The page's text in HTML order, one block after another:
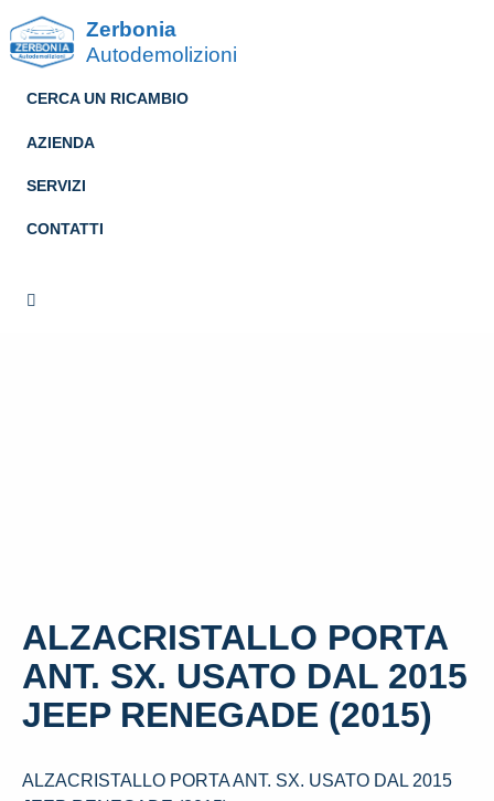
Zerbonia
Autodemolizioni
CERCA UN RICAMBIO
AZIENDA
SERVIZI
CONTATTI
ALZACRISTALLO PORTA
ANT. SX. USATO DAL 2015
JEEP RENEGADE (2015)
ALZACRISTALLO PORTA ANT. SX. USATO DAL 2015